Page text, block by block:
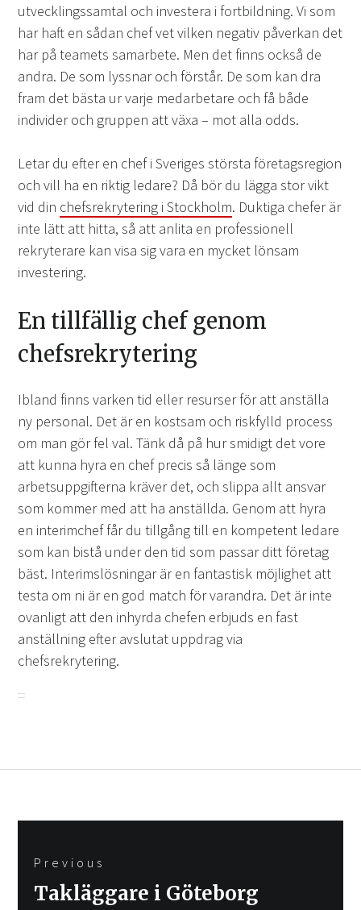
utvecklingssamtal och investera i fortbildning. Vi som
har haft en sådan chef vet vilken negativ påverkan det
har på teamets samarbete. Men det finns också de
andra. De som lyssnar och förstår. De som kan dra
fram det bästa ur varje medarbetare och få både
individer och gruppen att växa – mot alla odds.
Letar du efter en chef i Sveriges största företagsregion
och vill ha en riktig ledare? Då bör du lägga stor vikt
vid din chefsrekrytering i Stockholm. Duktiga chefer är
inte lätt att hitta, så att anlita en professionell
rekryterare kan visa sig vara en mycket lönsam
investering.
En tillfällig chef genom
chefsrekrytering
Ibland finns varken tid eller resurser för att anställa
ny personal. Det är en kostsam och riskfylld process
om man gör fel val. Tänk då på hur smidigt det vore
att kunna hyra en chef precis så länge som
arbetsuppgifterna kräver det, och slippa allt ansvar
som kommer med att ha anställda. Genom att hyra
en interimchef får du tillgång till en kompetent ledare
som kan bistå under den tid som passar ditt företag
bäst. Interimslösningar är en fantastisk möjlighet att
testa om ni är en god match för varandra. Det är inte
ovanligt att den inhyrda chefen erbjuds en fast
anställning efter avslutat uppdrag via
chefsrekrytering.
Previous
Previous
Takläggare i Göteborg